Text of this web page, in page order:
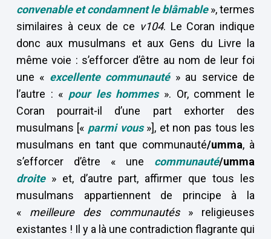
convenable et condamnent le blâmable», termes
similaires à ceux de ce v104. Le Coran indique
donc aux musulmans et aux Gens du Livre la
même voie : s’efforcer d’être au nom de leur foi
une « excellente communauté » au service de
l’autre : « pour les hommes ». Or, comment le
Coran pourrait-il d’une part exhorter des
musulmans [« parmi vous»], et non pas tous les
musulmans en tant que communauté/umma, à
s’efforcer d’être « une communauté/umma
droite» et, d’autre part, affirmer que tous les
musulmans appartiennent de principe à la
« meilleure des communautés» religieuses
existantes ! Il y a là une contradiction flagrante qui